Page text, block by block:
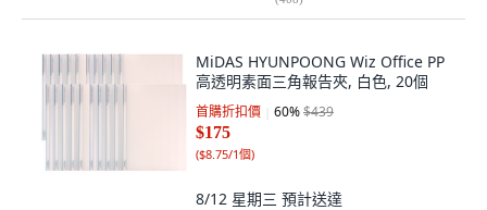
MiDAS HYUNPOONG Wiz Office PP
高透明素面三角報告夾, 白色, 20個
首購折扣價 60%$439
$175
($8.75/1個)
8/12 星期三 預計送達